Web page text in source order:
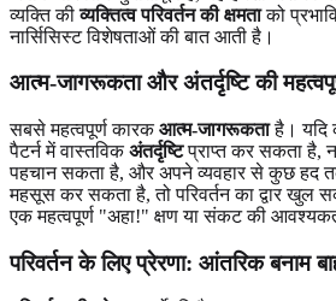
व्यक्ति कीव्यक्तित्व परिवर्तन की क्षमताको
नार्सिसिस्ट विशेषताओं की बात आती है।
आत्म-जागरूकता और अंतर्दृष्टि की
सबसे महत्वपूर्ण कारकआत्म-जागरूकताहै। यदि
पैटर्न में वास्तविकअंतर्दृष्टिप्राप्त कर सकता है,
पहचान सकता है, और अपने व्यवहार से कुछ हद
महसूस कर सकता है, तो परिवर्तन का द्वार
एक महत्वपूर्ण "अहा!" क्षण या संकट की
परिवर्तन के लिए प्रेरणा: आंतरिक बनाम